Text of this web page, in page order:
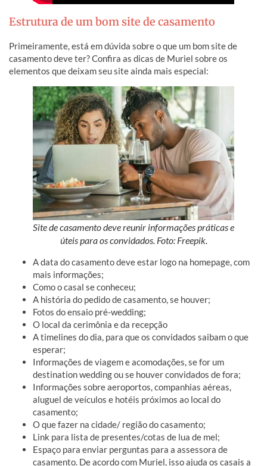
Estrutura de um bom site de casamento
Primeiramente, está em dúvida sobre o que um bom site de
casamento deve ter? Confira as dicas de Muriel sobre os
elementos que deixam seu site ainda mais especial:
Site de casamento deve reunir informações práticas e
úteis para os convidados. Foto: Freepik.
A data do casamento deve estar logo na homepage, com
mais informações;
Como o casal se conheceu;
A história do pedido de casamento, se houver;
Fotos do ensaio pré-wedding;
O local da cerimônia e da recepção
A timelines do dia, para que os convidados saibam o que
esperar;
Informações de viagem e acomodações, se for um
destination wedding ou se houver convidados de fora;
Informações sobre aeroportos, companhias aéreas,
aluguel de veículos e hotéis próximos ao local do
casamento;
O que fazer na cidade/ região do casamento;
Link para lista de presentes/cotas de lua de mel;
Espaço para enviar perguntas para a assessora de
casamento. De acordo com Muriel, isso ajuda os casais a